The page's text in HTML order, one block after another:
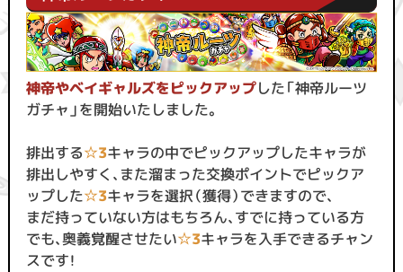
神帝やベイギャルズをピックアップした「神帝ルーツ
ガチャ」を開始いたしました。
排出する☆3キャラの中でピックアップしたキャラが
排出しやすく、また溜まった交換ポイントでピックア
ップした☆3キャラを選択（獲得）できますので、
まだ持っていない方はもちろん、すでに持っている方
でも、奥義覚醒させたい☆3キャラを入手できるチャン
スです！